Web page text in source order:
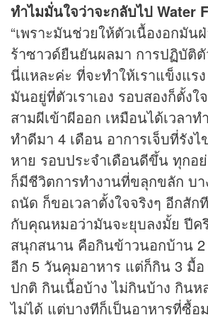
ทำไมมั่นใจว่าจะกลับไป Water
“เพราะมันช่วยให้ตัวเนื้องอกมัน
ร้าซาวด์ยืนยันผลมา การปฏิบัติตั
นี่แหละค่ะ ที่จะทำให้เราแข็งแร
มันอยู่ที่ตัวเราเอง รอบสองก็ตั้ง
สามผีเข้าผีออก เหมือนได้เวลาท
ทำดีมา 4 เดือน อาการเจ็บที่รัง
หาย รอบประจำเดือนดีขึ้น ทุกอ
ก็มีชีวิตการทำงานที่ขลุกขลัก บา
ถนัด ก็ขอเวลาตั้งใจจริงๆ อีกสัก
กับคุณหมอว่ามันจะยุบลงมั้ย ปีค
สนุกสนาน คือกินข้าวนอกบ้าน
อีก 5 วันคุมอาหาร แต่ก็กิน 3 มื้
ปกติ กินเนื้อบ้าง ไม่กินบ้าง กินห
ไม่ได้ แต่บางทีก็เป็นอาหารที่ซื้อ